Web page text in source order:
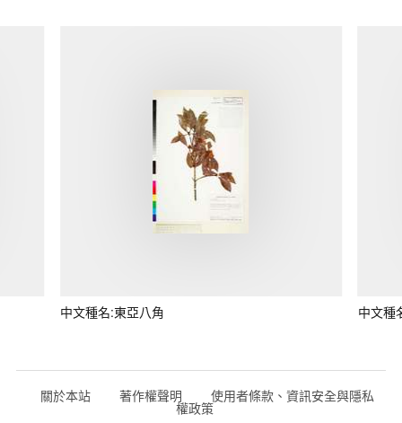
中文種名:東亞八角 中文種
關於本站 著作權聲明 使用者條款、資訊安全與隱私
權政策